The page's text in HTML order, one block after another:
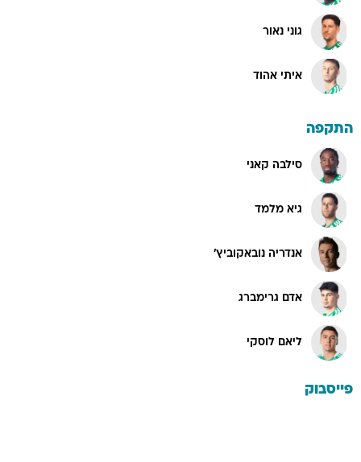
גוני נאור
איתי אהוד
התקפה
סילבה קאני
גיא מלמד
אנדריה נובאקוביץ'
אדם גרימברג
ליאם לוסקי
פייסבוק